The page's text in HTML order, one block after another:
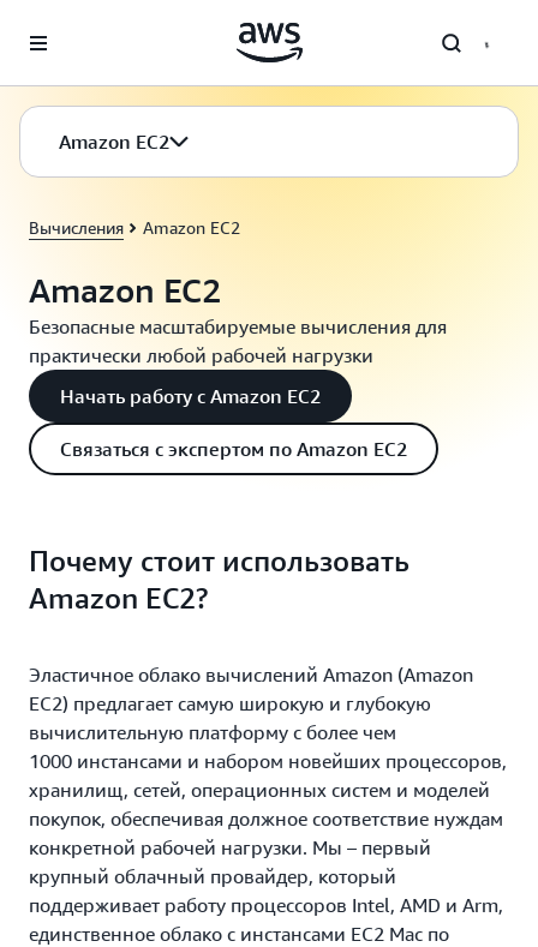
Перейти к главному контенту
Amazon EC2
Вычисления Amazon EC2
Amazon EC2
Безопасные масштабируемые вычисления для
практически любой рабочей нагрузки
Начать работу с Amazon EC2
Связаться с экспертом по Amazon EC2
Почему стоит использовать
Amazon EC2?
Эластичное облако вычислений Amazon (Amazon
EC2) предлагает самую широкую и глубокую
вычислительную платформу с более чем
1000 инстансами и набором новейших процессоров,
хранилищ, сетей, операционных систем и моделей
покупок, обеспечивая должное соответствие нуждам
конкретной рабочей нагрузки. Мы – первый
крупный облачный провайдер, который
поддерживает работу процессоров Intel, AMD и Arm,
единственное облако с инстансами EC2 Mac по